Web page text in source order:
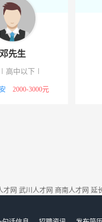
邓先生
高中以下
2000-3000元
才网 武川人才网 商南人才网 延